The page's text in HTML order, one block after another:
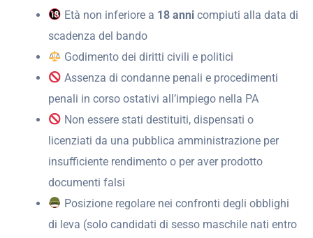
Età non inferiore a 18 annicompiuti alla data di
scadenza del bando
Godimento dei diritti civili e politici
Assenza di condanne penali e procedimenti
penali in corso ostativi all’impiego nella PA
Non essere stati destituiti, dispensati o
licenziati da una pubblica amministrazione per
insufficiente rendimento o per aver prodotto
documenti falsi
Posizione regolare nei confronti degli obblighi
di leva (solo candidati di sesso maschile nati entro